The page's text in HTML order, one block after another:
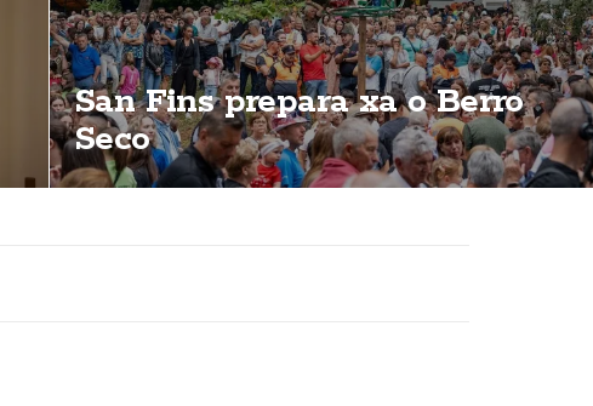
San Fins prepara xa o Berro
Seco